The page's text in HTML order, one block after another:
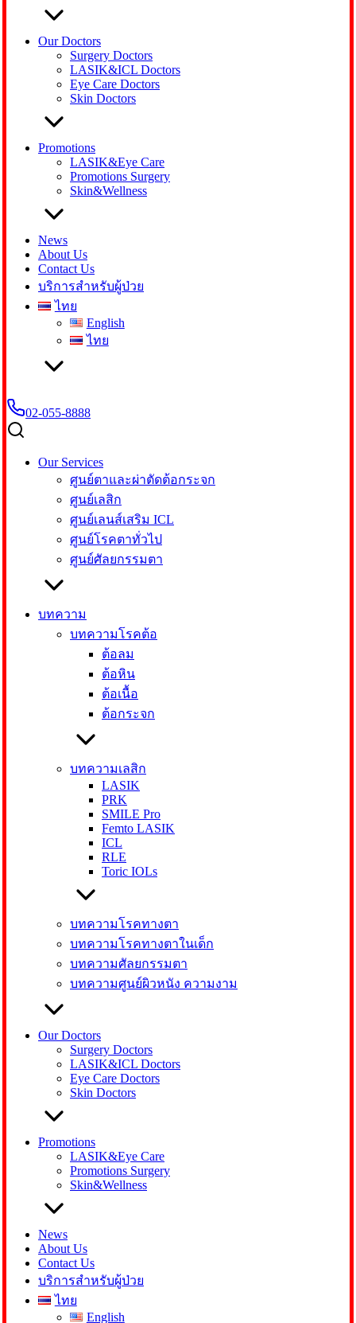
Our Doctors
Surgery Doctors
LASIK&ICL Doctors
Eye Care Doctors
Skin Doctors
Promotions
LASIK&Eye Care
Promotions Surgery
Skin&Wellness
News
About Us
Contact Us
บริการสำหรับผู้ป่วย
ไทย
English
ไทย
02-055-8888
Our Services
ศูนย์ตาและผ่าตัดต้อกระจก
ศูนย์เลสิก
ศูนย์เลนส์เสริม ICL
ศูนย์โรคตาทั่วไป
ศูนย์ศัลยกรรมตา
บทความ
บทความโรคต้อ
ต้อลม
ต้อหิน
ต้อเนื้อ
ต้อกระจก
บทความเลสิก
LASIK
PRK
SMILE Pro
Femto LASIK
ICL
RLE
Toric IOLs
บทความโรคทางตา
บทความโรคทางตาในเด็ก
บทความศัลยกรรมตา
บทความศูนย์ผิวหนัง ความงาม
Our Doctors
Surgery Doctors
LASIK&ICL Doctors
Eye Care Doctors
Skin Doctors
Promotions
LASIK&Eye Care
Promotions Surgery
Skin&Wellness
News
About Us
Contact Us
บริการสำหรับผู้ป่วย
ไทย
English